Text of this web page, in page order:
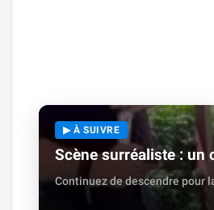
▶ À SUIVRE
Scène surréaliste : un
Continuez de descendre pour